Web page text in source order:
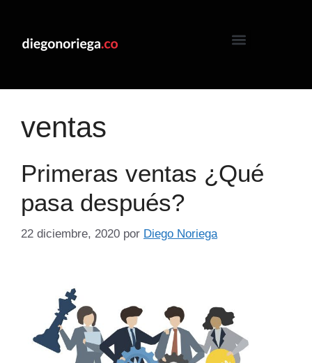
ventas
Primeras ventas ¿Qué
pasa después?
22 diciembre, 2020 por Diego Noriega